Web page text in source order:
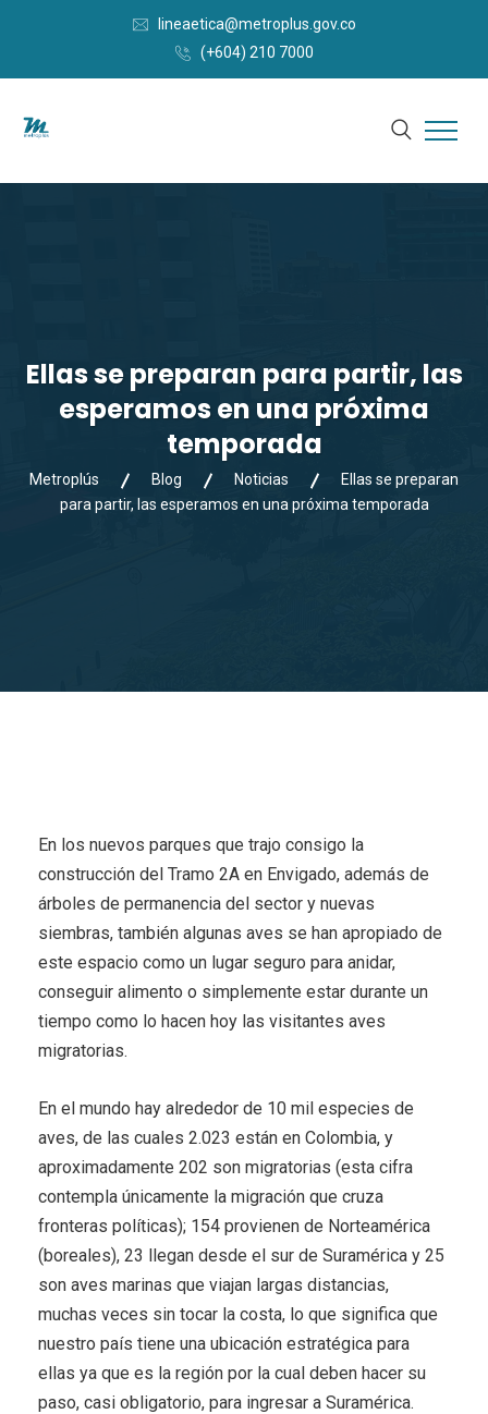
lineaetica@metroplus.gov.co
(+604) 210 7000
Ellas se preparan para partir, las
esperamos en una próxima
temporada
Metroplús Blog Noticias
Ellas se preparan
para partir, las esperamos en una próxima temporada
En los nuevos parques que trajo consigo la
construcción del Tramo 2A en Envigado, además de
árboles de permanencia del sector y nuevas
siembras, también algunas aves se han apropiado de
este espacio como un lugar seguro para anidar,
conseguir alimento o simplemente estar durante un
tiempo como lo hacen hoy las visitantes aves
migratorias.
En el mundo hay alrededor de 10 mil especies de
aves, de las cuales 2.023 están en Colombia, y
aproximadamente 202 son migratorias (esta cifra
contempla únicamente la migración que cruza
fronteras políticas); 154 provienen de Norteamérica
(boreales), 23 llegan desde el sur de Suramérica y 25
son aves marinas que viajan largas distancias,
muchas veces sin tocar la costa, lo que significa que
nuestro país tiene una ubicación estratégica para
ellas ya que es la región por la cual deben hacer su
paso, casi obligatorio, para ingresar a Suramérica.